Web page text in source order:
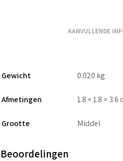
AANVULLENDE
Gewicht 0.020 kg
Afmetingen 1.8 × 1.8 × 3.6
Grootte Middel
Beoordelingen